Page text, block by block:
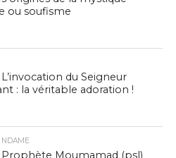
ou soufisme
L’invocation du Seigneur
: la véritable adoration !
NDAME
Prophète Moumamad (psl)